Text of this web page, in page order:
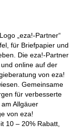
„eza!-Partner“
für Briefpapier und
Die eza!-Partner
online auf der
von eza!
Gemeinsame
für verbesserte
Allgäuer
von eza!
10 – 20% Rabatt,